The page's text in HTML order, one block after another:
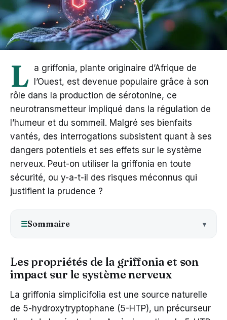
L a griffonia, plante originaire d’Afrique de
l’Ouest, est devenue populaire grâce à son
rôle dans la production de sérotonine, ce
neurotransmetteur impliqué dans la régulation de
l’humeur et du sommeil. Malgré ses bienfaits
vantés, des interrogations subsistent quant à ses
dangers potentiels et ses effets sur le système
nerveux. Peut-on utiliser la griffonia en toute
sécurité, ou y-a-t-il des risques méconnus qui
justifient la prudence ?
☰Sommaire
Les propriétés de la griffonia et son
impact sur le système nerveux
La griffonia simplicifolia est une source naturelle
de 5-hydroxytryptophane (5-HTP), un précurseur